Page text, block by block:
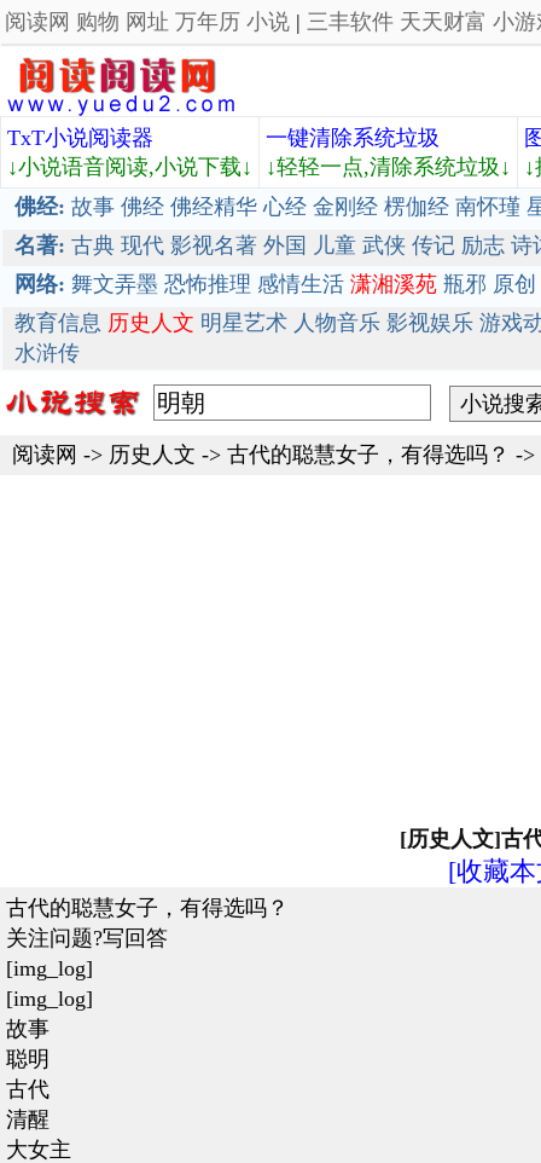
阅读网 购物 网址 万年历 小说 | 三丰软件 天天财富 小游
TxT小说阅读器
↓小说语音阅读,小说下载↓
一键清除系统垃圾
↓轻轻一点,清除系统垃圾↓
佛经: 故事 佛经 佛经精华 心经 金刚经 楞伽经 南怀瑾
名著: 古典 现代 影视名著 外国 儿童 武侠 传记 励志 诗
网络: 舞文弄墨 恐怖推理 感情生活 潇湘溪苑 瓶邪 原创
教育信息 历史人文 明星艺术 人物音乐 影视娱乐 游戏
水浒传
阅读网 -> 历史人文 -> 古代的聪慧女子，有得选吗？ ->
[历史人文]古
[收藏
古代的聪慧女子，有得选吗？
关注问题?写回答
[img_log]
[img_log]
故事
聪明
古代
清醒
大女主